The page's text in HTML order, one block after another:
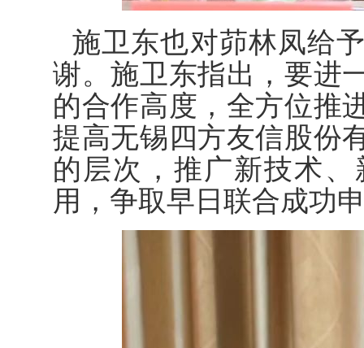
施卫东也对茆林凤给
谢。施卫东指出，要进
的合作高度，全方位推
提高无锡四方友信股份
的层次，推广新技术
用，争取早日联合成功